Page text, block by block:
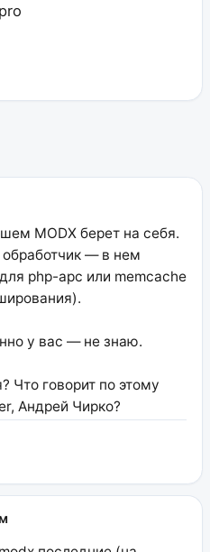
MODX берет на себя.
— в нем
php-apc или memcache
у вас — не знаю.
Что говорит по этому
Андрей Чирко?